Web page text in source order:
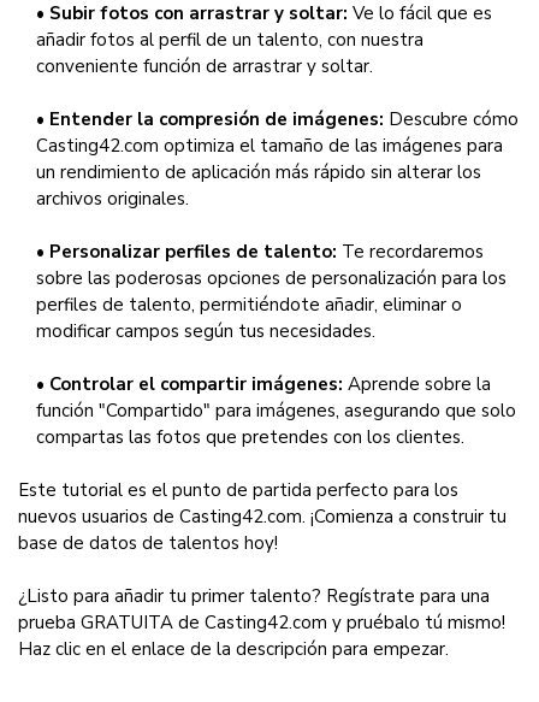
• Subir fotos con arrastrar y soltar: Ve lo fácil que es
añadir fotos al perfil de un talento, con nuestra
conveniente función de arrastrar y soltar.
• Entender la compresión de imágenes: Descubre cómo
Casting42.com optimiza el tamaño de las imágenes para
un rendimiento de aplicación más rápido sin alterar los
archivos originales.
• Personalizar perfiles de talento: Te recordaremos
sobre las poderosas opciones de personalización para los
perfiles de talento, permitiéndote añadir, eliminar o
modificar campos según tus necesidades.
• Controlar el compartir imágenes: Aprende sobre la
función "Compartido" para imágenes, asegurando que solo
compartas las fotos que pretendes con los clientes.
Este tutorial es el punto de partida perfecto para los
nuevos usuarios de Casting42.com. ¡Comienza a construir tu
base de datos de talentos hoy!
¿Listo para añadir tu primer talento? Regístrate para una
prueba GRATUITA de Casting42.com y pruébalo tú mismo!
Haz clic en el enlace de la descripción para empezar.